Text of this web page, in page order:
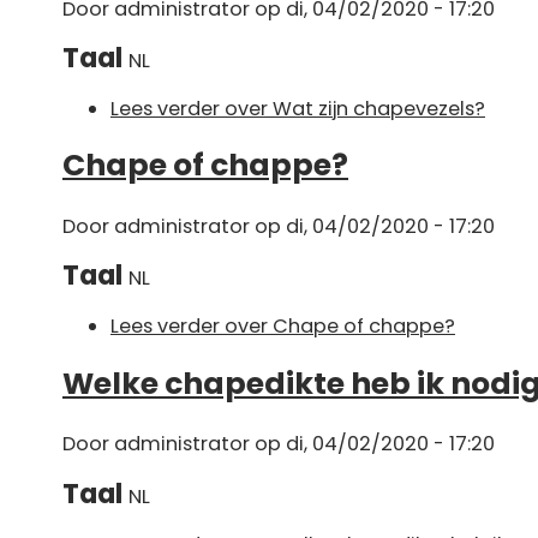
Door administrator op di, 04/02/2020 - 17:20
Taal NL
Lees verder over Wat zijn chapevezels?
Chape of chappe?
Door administrator op di, 04/02/2020 - 17:20
Taal NL
Lees verder over Chape of chappe?
Welke chapedikte heb ik
Door administrator op di, 04/02/2020 - 17:20
Taal NL